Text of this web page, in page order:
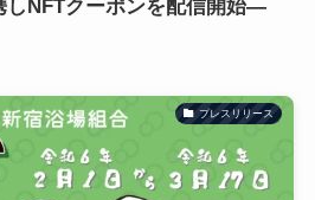
しNFTクーポンを配信開始―
プレスリリース